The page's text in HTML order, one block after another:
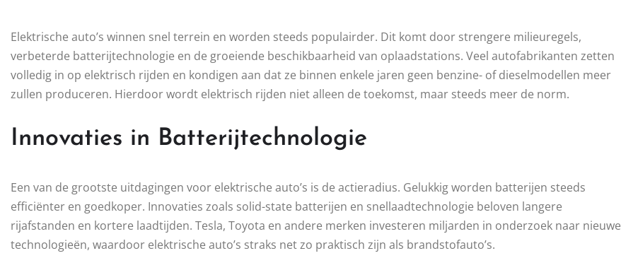
Elektrische auto’s winnen snel terrein en worden steeds populairder. Dit komt door strengere milieuregels,
verbeterde batterijtechnologie en de groeiende beschikbaarheid van oplaadstations. Veel autofabrikanten zetten
volledig in op elektrisch rijden en kondigen aan dat ze binnen enkele jaren geen benzine- of dieselmodellen meer
zullen produceren. Hierdoor wordt elektrisch rijden niet alleen de toekomst, maar steeds meer de norm.
Innovaties in Batterijtechnologie
Een van de grootste uitdagingen voor elektrische auto’s is de actieradius. Gelukkig worden batterijen steeds
efficiënter en goedkoper. Innovaties zoals solid-state batterijen en snellaadtechnologie beloven langere
rijafstanden en kortere laadtijden. Tesla, Toyota en andere merken investeren miljarden in onderzoek naar nieuwe
technologieën, waardoor elektrische auto’s straks net zo praktisch zijn als brandstofauto’s.